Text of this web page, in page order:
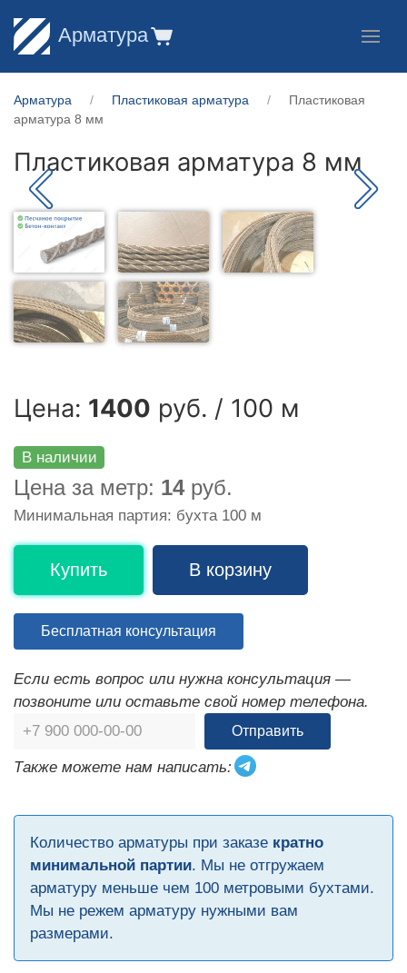
Арматура
Арматура Пластиковая арматура
Пластиковая
арматура 8 мм
Пластиковая арматура 8 мм
Цена: 1400 руб. / 100 м
В наличии
Цена за метр: 14руб.
Минимальная партия: бухта 100 м
Купить В корзину
Бесплатная консультация
Если есть вопрос или нужна консультация —
позвоните или оставьте свой номер телефона.
Отправить
Также можете нам написать:
Количество арматуры при заказе кратно
минимальной партии. Мы не отгружаем
арматуру меньше чем 100 метровыми бухтами.
Мы не режем арматуру нужными вам
размерами.